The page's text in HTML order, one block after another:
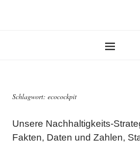
Schlagwort: ecocockpit
Unsere Nachhaltigkeits-
Fakten, Daten und Zahlen,